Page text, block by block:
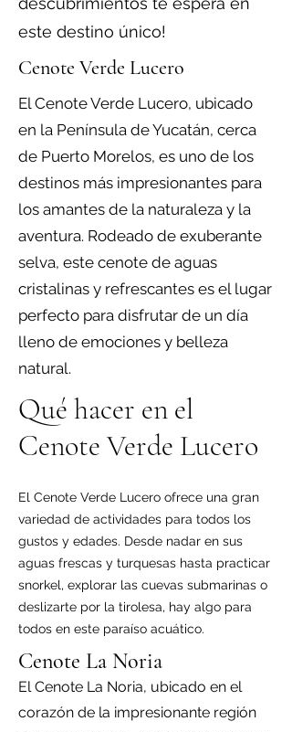
este destino único!
Cenote Verde Lucero
El Cenote Verde Lucero, ubicado
en la Península de Yucatán, cerca
de Puerto Morelos, es uno de los
destinos más impresionantes para
los amantes de la naturaleza y la
aventura. Rodeado de exuberante
selva, este cenote de aguas
cristalinas y refrescantes es el lugar
perfecto para disfrutar de un día
lleno de emociones y belleza
natural.
Qué hacer en el
Cenote Verde Lucero
El Cenote Verde Lucero ofrece una gran
variedad de actividades para todos los
gustos y edades. Desde nadar en sus
aguas frescas y turquesas hasta practicar
snorkel, explorar las cuevas submarinas o
deslizarte por la tirolesa, hay algo para
todos en este paraíso acuático.
Cenote La Noria
El Cenote La Noria, ubicado en el
corazón de la impresionante región